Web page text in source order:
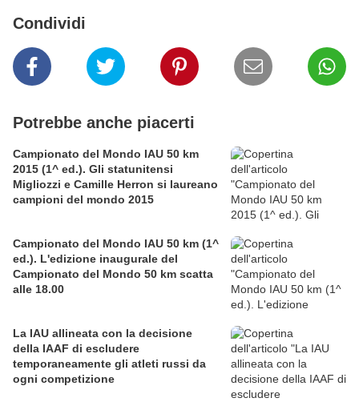
Condividi
Potrebbe anche piacerti
Campionato del Mondo IAU 50 km
2015 (1^ ed.). Gli statunitensi
Migliozzi e Camille Herron si laureano
campioni del mondo 2015
Campionato del Mondo IAU 50 km (1^
ed.). L'edizione inaugurale del
Campionato del Mondo 50 km scatta
alle 18.00
La IAU allineata con la decisione
della IAAF di escludere
temporaneamente gli atleti russi da
ogni competizione